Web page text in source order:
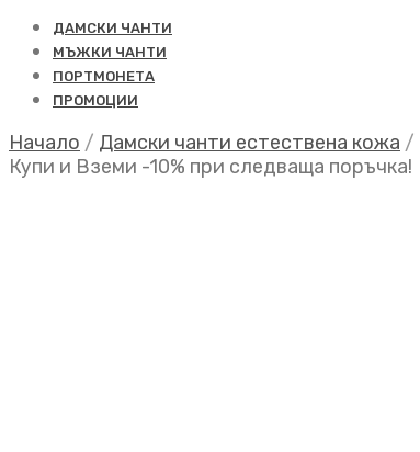
ДАМСКИ ЧАНТИ
МЪЖКИ ЧАНТИ
ПОРТМОНЕТА
ПРОМОЦИИ
Начало / Дамски чанти естествена кожа /
Купи и Вземи -10% при следваща поръчка!